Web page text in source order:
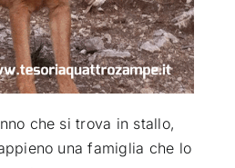
che si trova in stallo,
una famiglia che lo